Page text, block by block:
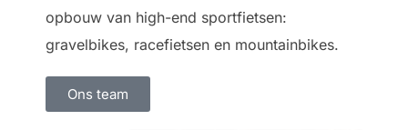
opbouw van high-end sportfietsen:
gravelbikes, racefietsen en mountainbikes.
Ons team